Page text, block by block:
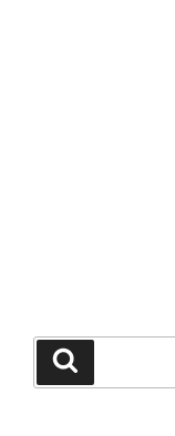
חיפוש